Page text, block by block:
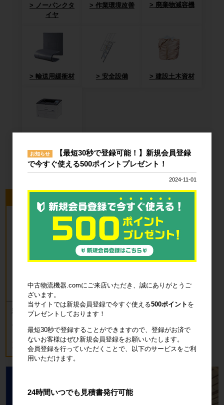
ノーパンクタ
イヤ
作業環境改善 廃棄物減容機
輸送用緩衝材 安全設備 建設土木資材
新品 カゴ台車 ロールボックスパレッ
ト(樹脂底板) W850×D650×H1700mm
ブルー
18,700円税込20,570円
お知らせ
【最短30秒で登録可能！】新規会員登録
で今すぐ使える500ポイントプレゼント！
2024-11-01
中古物流機器.comにご来店いただき、誠にありがとうご
ざいます。
当サイトでは新規会員登録で今すぐ使える500ポイント を
プレゼントしております！
最短30秒で登録することができますので、登録がお済で
ないお客様はぜひ新規会員登録をお願いいたします。
会員登録を行っていただくことで、以下のサービスをご利
用いただけます。
24時間いつでも見積書発行可能